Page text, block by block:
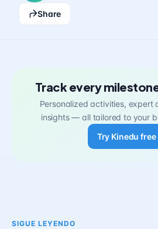
Share
Track every
Personalized activities, expert
insights — all tailored to your
Try Kinedu
SIGUE LEYENDO